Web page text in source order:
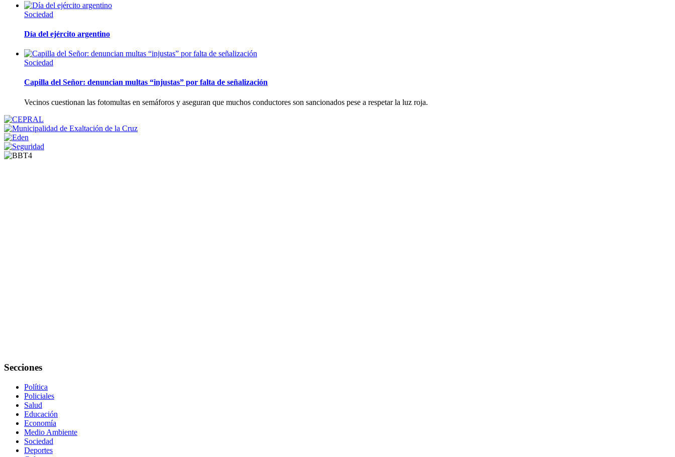
Sociedad
Día del ejército argentino
Sociedad
Capilla del Señor: denuncian multas “injustas” por falta de señalización
Vecinos cuestionan las fotomultas en semáforos y aseguran que muchos conductores son sancionados pese a respetar la luz roja.
Secciones
Política
Policiales
Salud
Educación
Economía
Medio Ambiente
Sociedad
Deportes